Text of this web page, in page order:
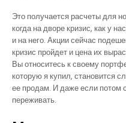
Это получается расчеты для
когда на дворе кризис, как у
и на него. Акции сейчас
кризис пройдет и цена их
Вы относитесь к своему
которую я купил, становится
ее продам. И даже если потом
переживать.